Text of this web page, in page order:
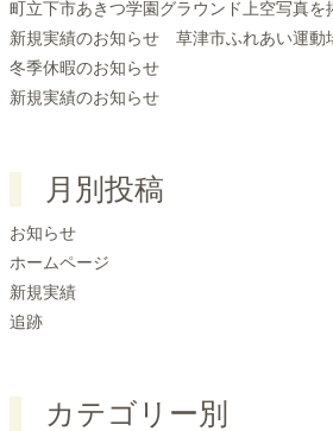
町立下市あきつ学園グラウンド上空写真を
新規実績のお知らせ 草津市ふれあい運動
冬季休暇のお知らせ
新規実績のお知らせ
月別投稿
お知らせ
ホームページ
新規実績
追跡
カテゴリー別